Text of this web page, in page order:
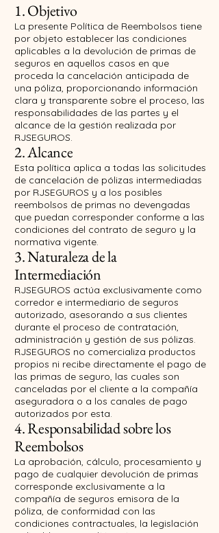
1. Objetivo
La presente Política de Reembolsos tiene
por objeto establecer las condiciones
aplicables a la devolución de primas de
seguros en aquellos casos en que
proceda la cancelación anticipada de
una póliza, proporcionando información
clara y transparente sobre el proceso, las
responsabilidades de las partes y el
alcance de la gestión realizada por
RJSEGUROS.
2. Alcance
Esta política aplica a todas las solicitudes
de cancelación de pólizas intermediadas
por RJSEGUROS y a los posibles
reembolsos de primas no devengadas
que puedan corresponder conforme a las
condiciones del contrato de seguro y la
normativa vigente.
3. Naturaleza de la
Intermediación
RJSEGUROS actúa exclusivamente como
corredor e intermediario de seguros
autorizado, asesorando a sus clientes
durante el proceso de contratación,
administración y gestión de sus pólizas.
RJSEGUROS no comercializa productos
propios ni recibe directamente el pago de
las primas de seguro, las cuales son
canceladas por el cliente a la compañía
aseguradora o a los canales de pago
autorizados por esta.
4. Responsabilidad sobre los
Reembolsos
La aprobación, cálculo, procesamiento y
pago de cualquier devolución de primas
corresponde exclusivamente a la
compañía de seguros emisora de la
póliza, de conformidad con las
condiciones contractuales, la legislación